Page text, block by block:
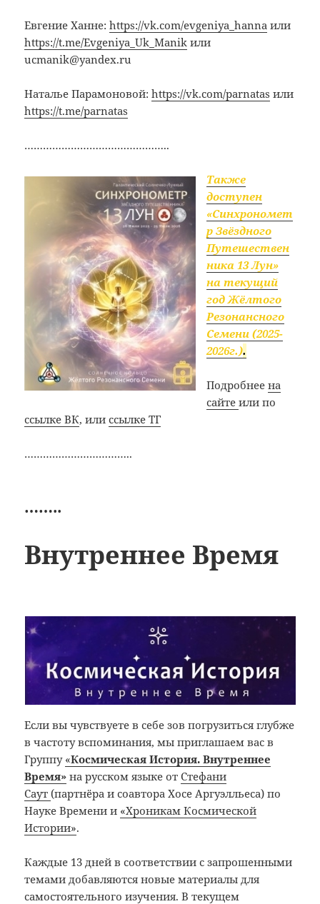
Евгение Ханне:https://vk.com/evgeniya_hanna или
https://t.me/Evgeniya_Uk_Manik или
ucmanik@yandex.ru
Наталье Парамоновой:https://vk.com/parnatas или
https://t.me/parnatas
………………………………………..
Также
доступен
«Синхрономет
р Звёздного
Путешествен
ника 13 Лун»
на текущий
год Жёлтого
Резонансного
Семени (2025-
2026г.).
Подробнеена
сайтеили по
ссылке ВК, илиссылке ТГ
……………………………..
……..
Внутреннее Время
Если вы чувствуете в себе зов погрузиться глубже
в частоту вспоминания, мы приглашаем вас в
Группу «Космическая История. Внутреннее
Время» на русском языке отСтефани
Саут(партнёра и соавтора Хосе Аргуэлльеса) по
Науке Времени и «Хроникам Космической
Истории».
Каждые 13 дней в соответствии с запрошенными
темами добавляются новые материалы для
самостоятельного изучения. В текущем